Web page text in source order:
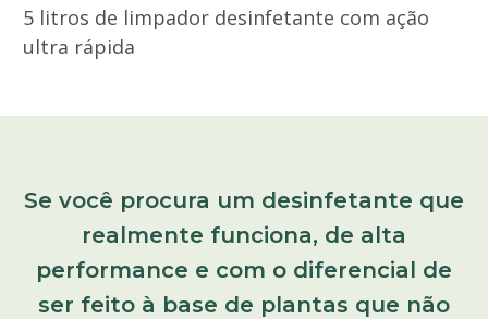
5 litros de limpador desinfetante com ação
ultra rápida
Se você procura um desinfetante que
realmente funciona, de alta
performance e com o diferencial de
ser feito à base de plantas que não